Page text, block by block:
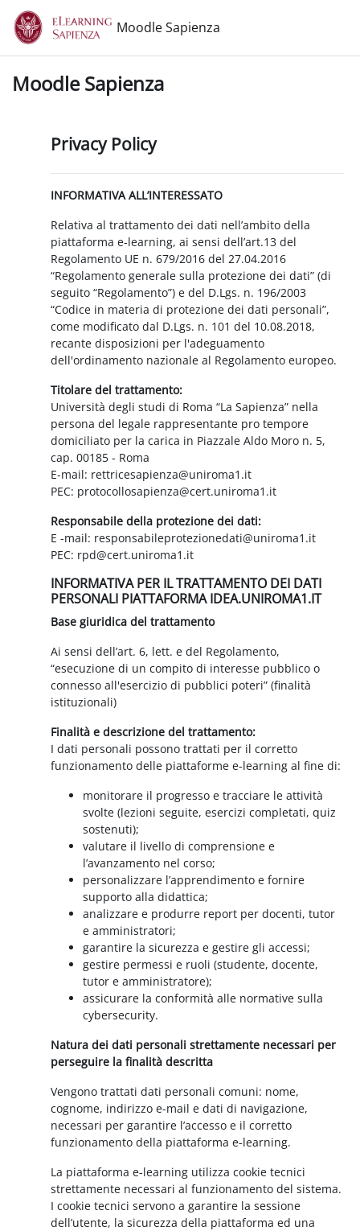
Vai al contenuto principale
Moodle Sapienza
Moodle Sapienza
Privacy Policy
INFORMATIVA ALL’INTERESSATO
Relativa al trattamento dei dati nell’ambito della
piattaforma e-learning, ai sensi dell’art.13 del
Regolamento UE n. 679/2016 del 27.04.2016
“Regolamento generale sulla protezione dei dati” (di
seguito “Regolamento”) e del D.Lgs. n. 196/2003
“Codice in materia di protezione dei dati personali”,
come modificato dal D.Lgs. n. 101 del 10.08.2018,
recante disposizioni per l'adeguamento
dell'ordinamento nazionale al Regolamento europeo.
Titolare del trattamento:
Università degli studi di Roma “La Sapienza” nella
persona del legale rappresentante pro tempore
domiciliato per la carica in Piazzale Aldo Moro n. 5,
cap. 00185 - Roma
E-mail: rettricesapienza@uniroma1.it
PEC: protocollosapienza@cert.uniroma1.it
Responsabile della protezione dei dati:
E -mail: responsabileprotezionedati@uniroma1.it
PEC: rpd@cert.uniroma1.it
INFORMATIVA PER IL TRATTAMENTO DEI DATI
PERSONALI PIATTAFORMA IDEA.UNIROMA1.IT
Base giuridica del trattamento
Ai sensi dell’art. 6, lett. e del Regolamento,
“esecuzione di un compito di interesse pubblico o
connesso all'esercizio di pubblici poteri” (finalità
istituzionali)
Finalità e descrizione del trattamento:
I dati personali possono trattati per il corretto
funzionamento delle piattaforme e-learning al fine di:
monitorare il progresso e tracciare le attività
svolte (lezioni seguite, esercizi completati, quiz
sostenuti);
valutare il livello di comprensione e
l’avanzamento nel corso;
personalizzare l’apprendimento e fornire
supporto alla didattica;
analizzare e produrre report per docenti, tutor
e amministratori;
garantire la sicurezza e gestire gli accessi;
gestire permessi e ruoli (studente, docente,
tutor e amministratore);
assicurare la conformità alle normative sulla
cybersecurity.
Natura dei dati personali strettamente necessari per
perseguire la finalità descritta
Vengono trattati dati personali comuni: nome,
cognome, indirizzo e-mail e dati di navigazione,
necessari per garantire l’accesso e il corretto
funzionamento della piattaforma e-learning.
La piattaforma e-learning utilizza cookie tecnici
strettamente necessari al funzionamento del sistema.
I cookie tecnici servono a garantire la sessione
dell’utente, la sicurezza della piattaforma ed una